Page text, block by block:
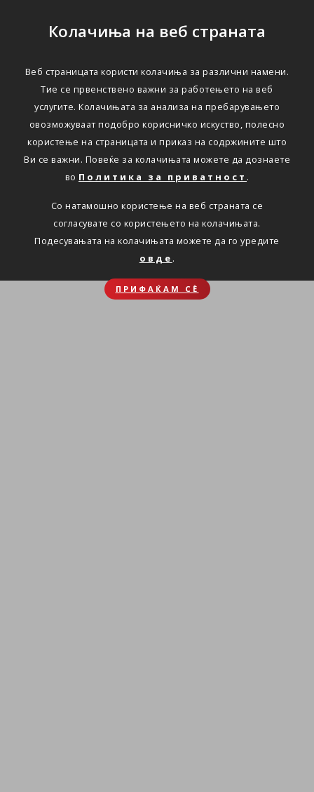
Колачиња на веб страната
Веб страницата користи колачиња за различни намени.
Тие се првенствено важни за работењето на веб
услугите. Колачињата за анализа на пребарувањето
овозможуваат подобро корисничко искуство, полесно
користење на страницата и приказ на содржините што
Ви се важни. Повеќе за колачињата можете да дознаете
во Политика за приватност .
Со натамошно користење на веб страната се
согласувате со користењето на колачињата.
Подесувањата на колачињата можете да го уредите
овде .
ПРИФАЌАМ СЀ